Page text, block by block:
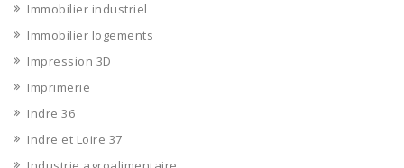
Immobilier industriel
Immobilier logements
Impression 3D
Imprimerie
Indre 36
Indre et Loire 37